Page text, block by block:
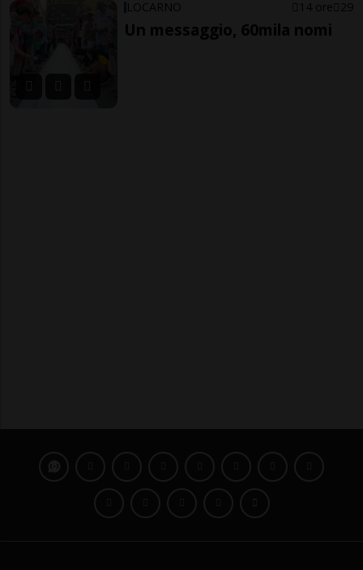
LOCARNO 14 ore 29
Un messaggio, 60mila nomi